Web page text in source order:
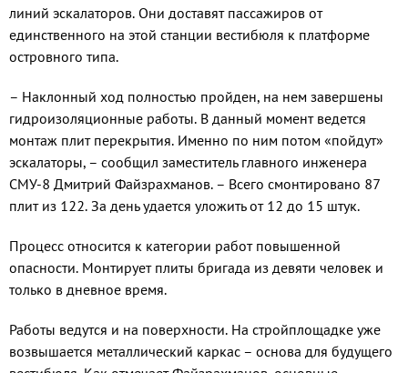
линий эскалаторов. Они доставят пассажиров от
единственного на этой станции вестибю­ля к платформе
островного типа.
– Наклонный ход полностью пройден, на нем завершены
гидроизоляционные работы. В данный момент ведется
монтаж плит пе­рекрытия. Именно по ним потом «пойдут»
эскалаторы, – сообщил заместитель главного инженера
СМУ-8 Дмитрий Файзрахманов. – Всего смонтировано 87
плит из 122. За день удается уложить от 12 до 15 штук.
Процесс относится к категории работ повышенной
опасности. Монтирует пли­ты бригада из девяти человек и
только в дневное время.
Работы ведутся и на поверхности. На стройплощадке уже
возвышается метал­лический каркас – основа для будущего